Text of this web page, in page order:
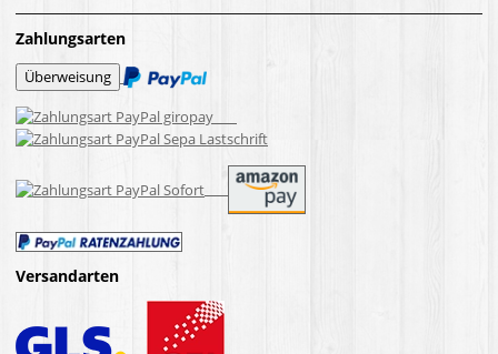
Zahlungsarten
Versandarten